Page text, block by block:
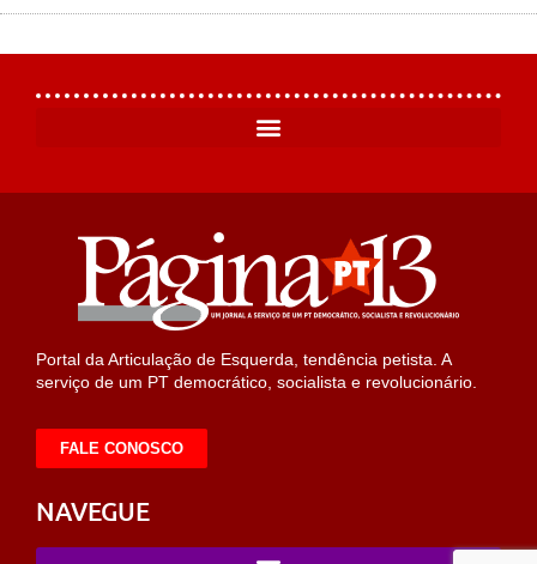
Portal da Articulação de Esquerda, tendência petista. A
serviço de um PT democrático, socialista e revolucionário.
FALE CONOSCO
NAVEGUE